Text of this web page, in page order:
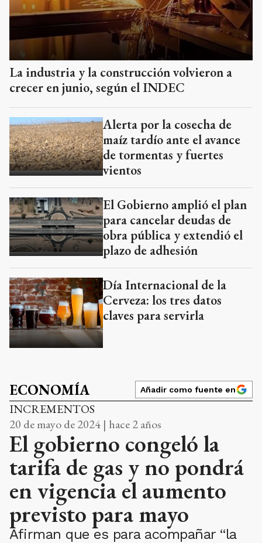
La industria y la construcción volvieron a
crecer en junio, según el INDEC
Alerta por la cosecha de
maíz tardío ante el avance
de tormentas y fuertes
vientos
El Gobierno amplió el plan
para cancelar deudas de
obra pública y extendió el
plazo de adhesión
Día Internacional de la
Cerveza: los tres datos
claves para servirla
ECONOMÍA Añadir como fuente en
INCREMENTOS
20 de mayo de 2024 | hace 2 años
El gobierno congeló la
tarifa de gas y no pondrá
en vigencia el aumento
previsto para mayo
Afirman que es para acompañar “la